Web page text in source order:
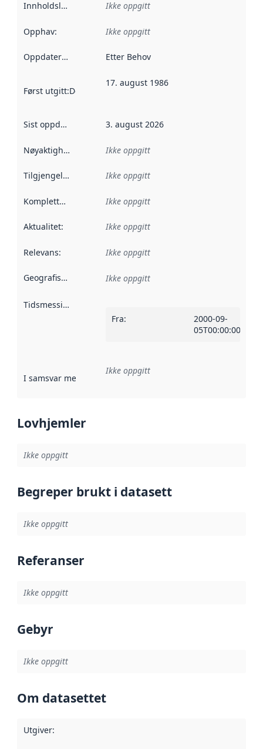
Innholdsleverandører :
Ikke oppgitt
Opphav: Ikke oppgitt
Oppdateringsfrekvens :
Etter Behov
Først utgitt:Denne datoen sier når dataene i dette
17. august 1986
Sist oppdatert 3. august 2026
Nøyaktighet Ikke oppgitt
Tilgjengelighet Ikke oppgitt
Kompletthet Ikke oppgitt
Aktualitet: Ikke oppgitt
Relevans: Ikke oppgitt
Geografisk avgrensning :
Ikke oppgitt
Tidsmessig avgrensning
Fra:
2000-09-
05T00:00:00Z
I samsvar med Referanse til en implementasjonsregel
Ikke oppgitt
Lovhjemler
Ikke oppgitt
Begreper brukt i datasett
Ikke oppgitt
Referanser
Ikke oppgitt
Gebyr
Ikke oppgitt
Om datasettet
Utgiver: